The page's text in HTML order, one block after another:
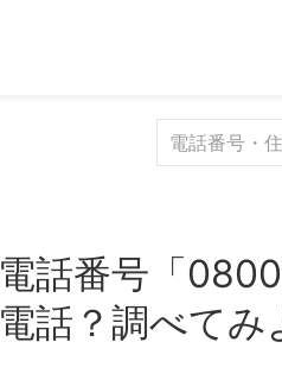
電話番号「
電話？調べてみ